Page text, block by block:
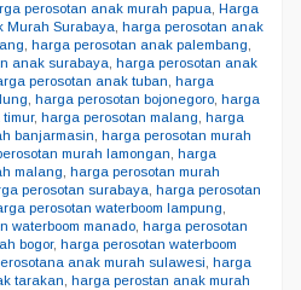
perosotan anak murah papua Harga
Murah Surabaya harga perosotan anak
harga perosotan anak palembang
anak surabaya harga perosotan anak
perosotan anak tuban harga
harga perosotan bojonegoro, harga
, harga perosotan malang harga
banjarmasin harga perosotan murah
murah lamongan harga
malang harga perosotan murah
perosotan surabaya harga perosotan
perosotan waterboom lampung
waterboom manado, harga perosotan
bogor, harga perosotan waterboom
anak murah sulawesi harga
tarakan harga perostan anak murah